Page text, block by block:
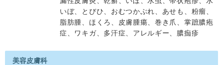
いぼ、とびひ、おむつかぶれ、あせも、粉瘤、
脂肪腫、ほくろ、皮膚腫瘍、巻き爪、掌蹠膿疱
症、ワキガ、多汗症、アレルギー、膿痂疹
美容皮膚科